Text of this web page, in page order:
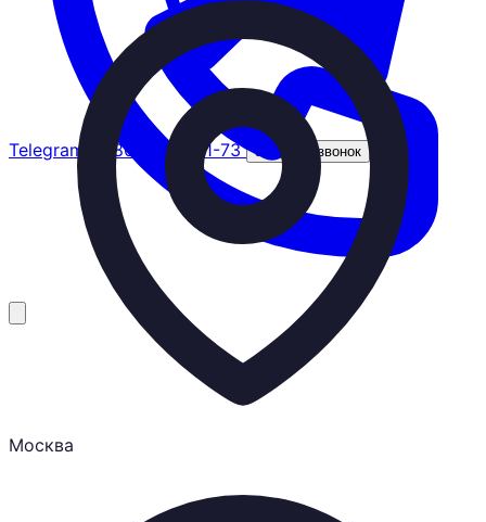
Telegram 8 (800) 201-31-73 Заказать звонок
Москва